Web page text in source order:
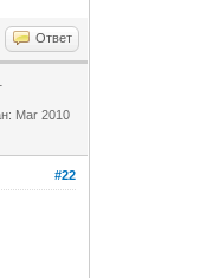
Ответ
Mar 2010
#22